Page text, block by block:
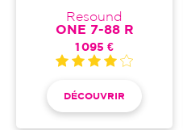
Resound
ONE 7-88 R
1 095 €
DÉCOUVRIR